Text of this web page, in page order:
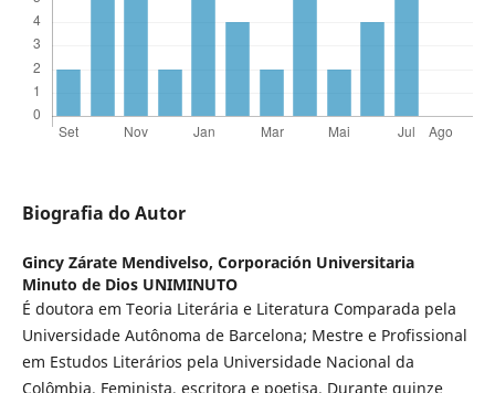
Biografia do Autor
Gincy Zárate Mendivelso, Corporación Universitaria
Minuto de Dios UNIMINUTO
É doutora em Teoria Literária e Literatura Comparada pela
Universidade Autônoma de Barcelona; Mestre e Profissional
em Estudos Literários pela Universidade Nacional da
Colômbia. Feminista, escritora e poetisa. Durante quinze